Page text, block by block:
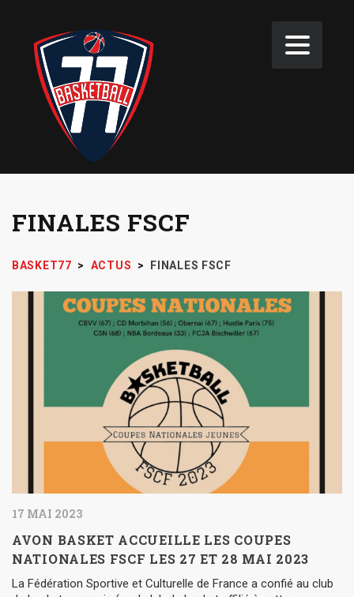
FINALES FSCF
BASKET77 > ACTUS > FINALES FSCF
17 MAI 2023
AVON BASKET ACCUEILLE LES COUPES
NATIONALES FSCF LES 27 ET 28 MAI 2023
La Fédération Sportive et Culturelle de France a confié au club